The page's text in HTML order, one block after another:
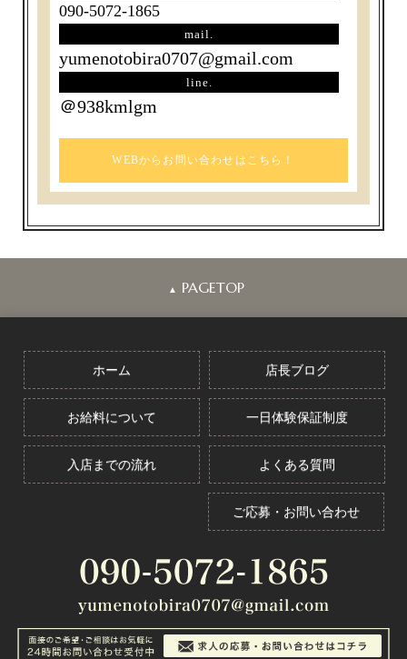
090-5072-1865
mail.
yumenotobira0707@gmail.com
line.
＠938kmlgm
WEBからお問い合わせはこちら！
▲ PAGETOP
ホーム 店長ブログ
お給料について 一日体験保証制度
入店までの流れ よくある質問
ご応募・お問い合わせ